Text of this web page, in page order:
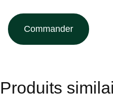
Commander
Produits